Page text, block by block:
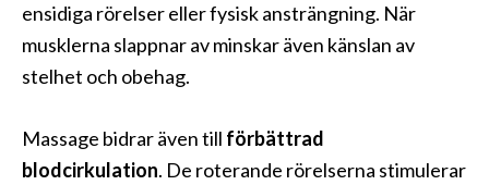
ensidiga rörelser eller fysisk ansträngning. När
musklerna slappnar av minskar även känslan av
stelhet och obehag.
Massage bidrar även till förbättrad
blodcirkulation. De roterande rörelserna stimulerar